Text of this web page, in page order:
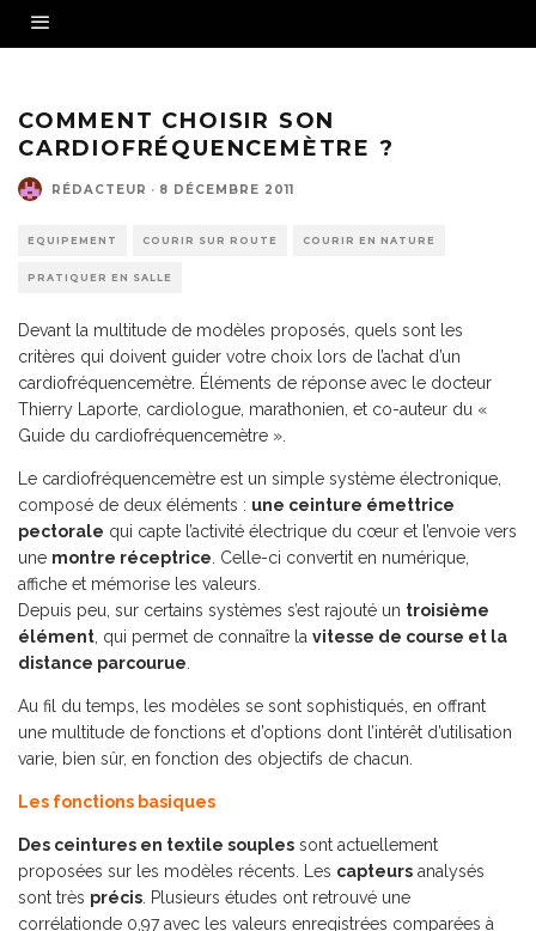
COMMENT CHOISIR SON
CARDIOFRÉQUENCEMÈTRE ?
RÉDACTEUR · 8 DÉCEMBRE 2011
EQUIPEMENT COURIR SUR ROUTE COURIR EN NATURE
PRATIQUER EN SALLE
Devant la multitude de modèles proposés, quels sont les
critères qui doivent guider votre choix lors de l’achat d’un
cardiofréquencemètre. Éléments de réponse avec le docteur
Thierry Laporte, cardiologue, marathonien, et co-auteur du «
Guide du cardiofréquencemètre ».
Le cardiofréquencemètre est un simple système électronique,
composé de deux éléments : une ceinture émettrice
pectorale qui capte l’activité électrique du cœur et l’envoie vers
une montre réceptrice . Celle-ci convertit en numérique,
affiche et mémorise les valeurs.
Depuis peu, sur certains systèmes s’est rajouté un troisième
élément , qui permet de connaître la vitesse de course et la
distance parcourue
Au fil du temps, les modèles se sont sophistiqués, en offrant
une multitude de fonctions et d’options dont l’intérêt d’utilisation
varie, bien sûr, en fonction des objectifs de chacun.
Les fonctions basiques
Des ceintures en textile souples sont actuellement
proposées sur les modèles récents. Les capteurs analysés
sont très précis . Plusieurs études ont retrouvé une
corrélationde 0,97 avec les valeurs enregistrées comparées à